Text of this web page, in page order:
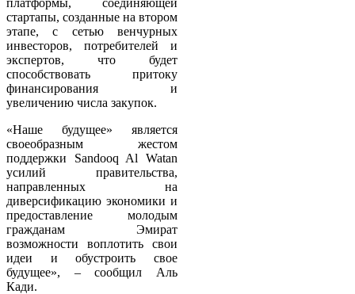
стартапы, созданные на втором
этапе, с сетью венчурных
инвесторов, потребителей и
экспертов, что будет
способствовать притоку
финансирования и
увеличению числа закупок.
«Наше будущее» является
своеобразным жестом
поддержки Sandooq Al Watan
усилий правительства,
направленных на
диверсификацию экономики и
предоставление молодым
гражданам Эмират
возможности воплотить свои
идеи и обустроить свое
будущее», – сообщил Аль
Кади.